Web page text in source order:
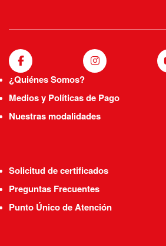
¿Quiénes Somos?
Medios y Políticas de Pago
Nuestras modalidades
Solicitud de certificados
Preguntas Frecuentes
Punto Único de Atención